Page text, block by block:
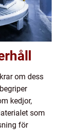
om dess
kedjor,
som
för